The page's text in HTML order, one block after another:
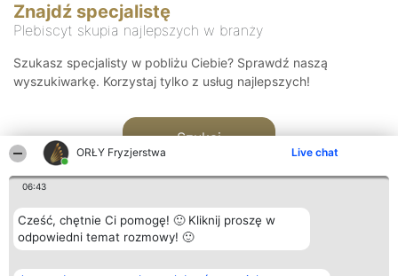
ORŁY Fryzjerstwa Live chat
06:43
Cześć, chętnie Ci pomogę! 🙂 Kliknij proszę w
odpowiedni temat rozmowy! 🙂
Znajdź specjalistę
Plebiscyt skupia najlepszych w branży
Szukasz specjalisty w pobliżu Ciebie? Sprawdź naszą
wyszukiwarkę. Korzystaj tylko z usług najlepszych!
Szukaj
Organizator plebiscytu Plebiscyt Kontakt